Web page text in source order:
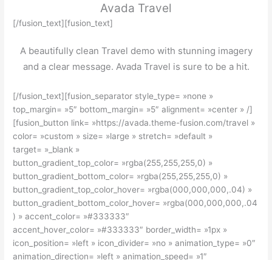
Avada Travel
[/fusion_text][fusion_text]
A beautifully clean Travel demo with stunning imagery
and a clear message. Avada Travel is sure to be a hit.
[/fusion_text][fusion_separator style_type= »none »
top_margin= »5″ bottom_margin= »5″ alignment= »center » /]
[fusion_button link= »https://avada.theme-fusion.com/travel »
color= »custom » size= »large » stretch= »default »
target= »_blank »
button_gradient_top_color= »rgba(255,255,255,0) »
button_gradient_bottom_color= »rgba(255,255,255,0) »
button_gradient_top_color_hover= »rgba(000,000,000,.04) »
button_gradient_bottom_color_hover= »rgba(000,000,000,.04
) » accent_color= »#333333″
accent_hover_color= »#333333″ border_width= »1px »
icon_position= »left » icon_divider= »no » animation_type= »0″
animation_direction= »left » animation_speed= »1″